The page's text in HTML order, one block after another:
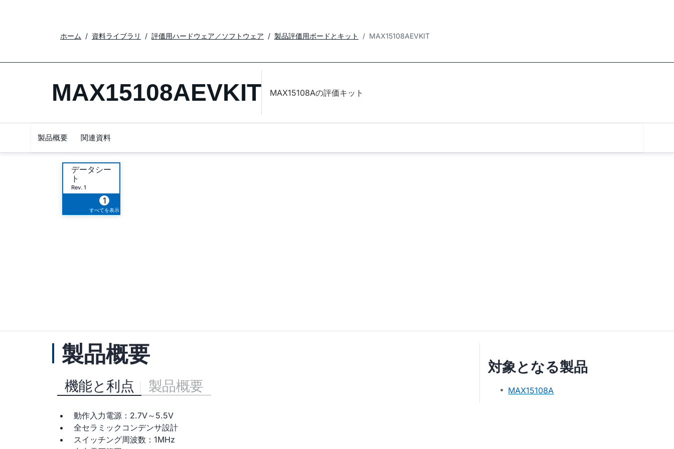
ホーム 資料ライブラリ 評価用ハードウェア／ソフトウェア 製品評価用ボードとキット MAX15108AEVKIT
MAX15108AEVKIT MAX15108Aの評価キット
製品概要 関連資料
データシー
ト
Rev. 1
1
すべてを表示
製品概要
機能と利点 製品概要
動作入力電源：2.7V～5.5V
全セラミックコンデンサ設計
スイッチング周波数：1MHz
対象となる製品
MAX15108A